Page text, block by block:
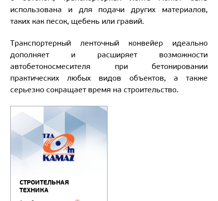
использована и для подачи других материалов,
таких как песок, щебень или гравий.
Транспортерный ленточный конвейер идеально
дополняет и расширяет возможности
автобетоносмесителя при бетонировании
практических любых видов объектов, а также
серьезно сокращает время на строительство.